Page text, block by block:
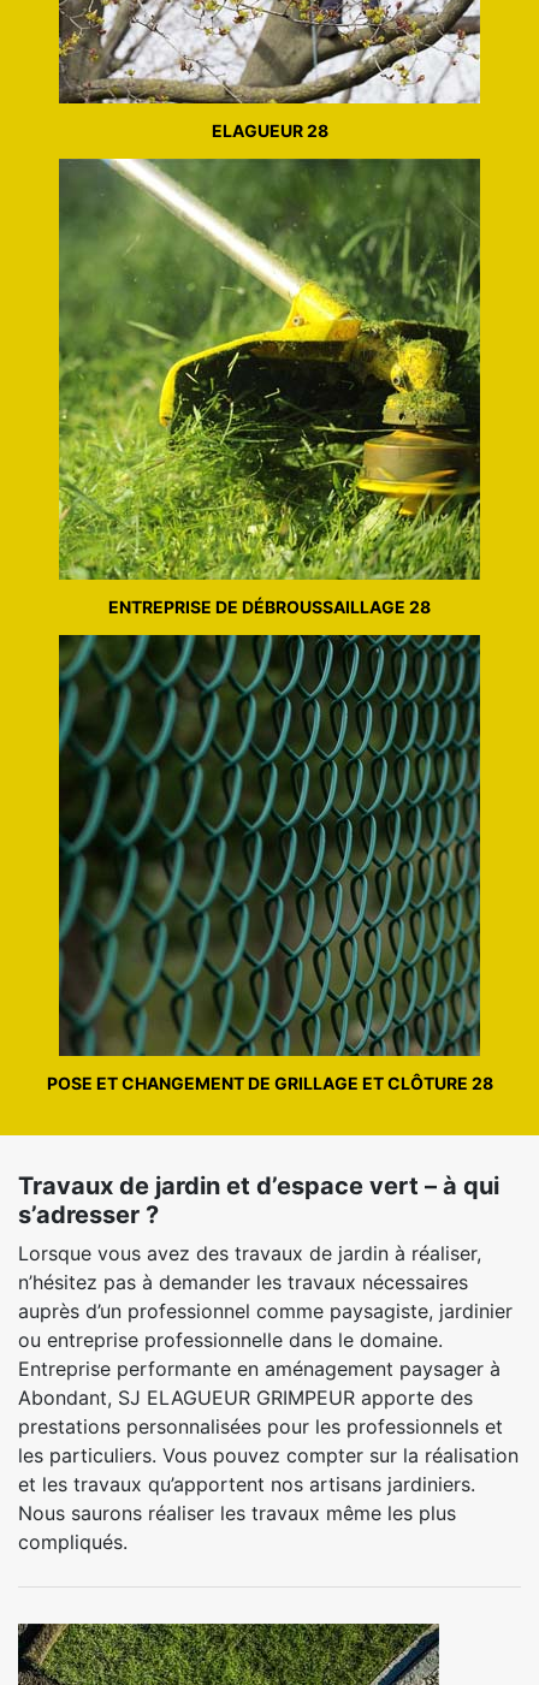
ELAGUEUR 28
ENTREPRISE DE DÉBROUSSAILLAGE 28
POSE ET CHANGEMENT DE GRILLAGE ET CLÔTURE 28
Travaux de jardin et d’espace vert – à qui
s’adresser ?
Lorsque vous avez des travaux de jardin à réaliser,
n’hésitez pas à demander les travaux nécessaires
auprès d’un professionnel comme paysagiste, jardinier
ou entreprise professionnelle dans le domaine.
Entreprise performante en aménagement paysager à
Abondant, SJ ELAGUEUR GRIMPEUR apporte des
prestations personnalisées pour les professionnels et
les particuliers. Vous pouvez compter sur la réalisation
et les travaux qu’apportent nos artisans jardiniers.
Nous saurons réaliser les travaux même les plus
compliqués.